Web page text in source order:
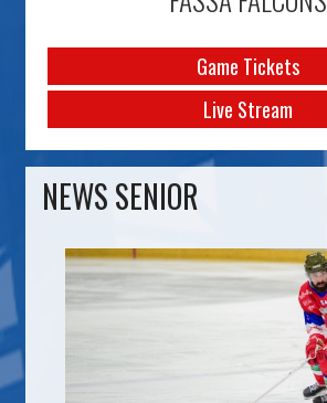
Game Tickets
Live Stream
NEWS SENIOR